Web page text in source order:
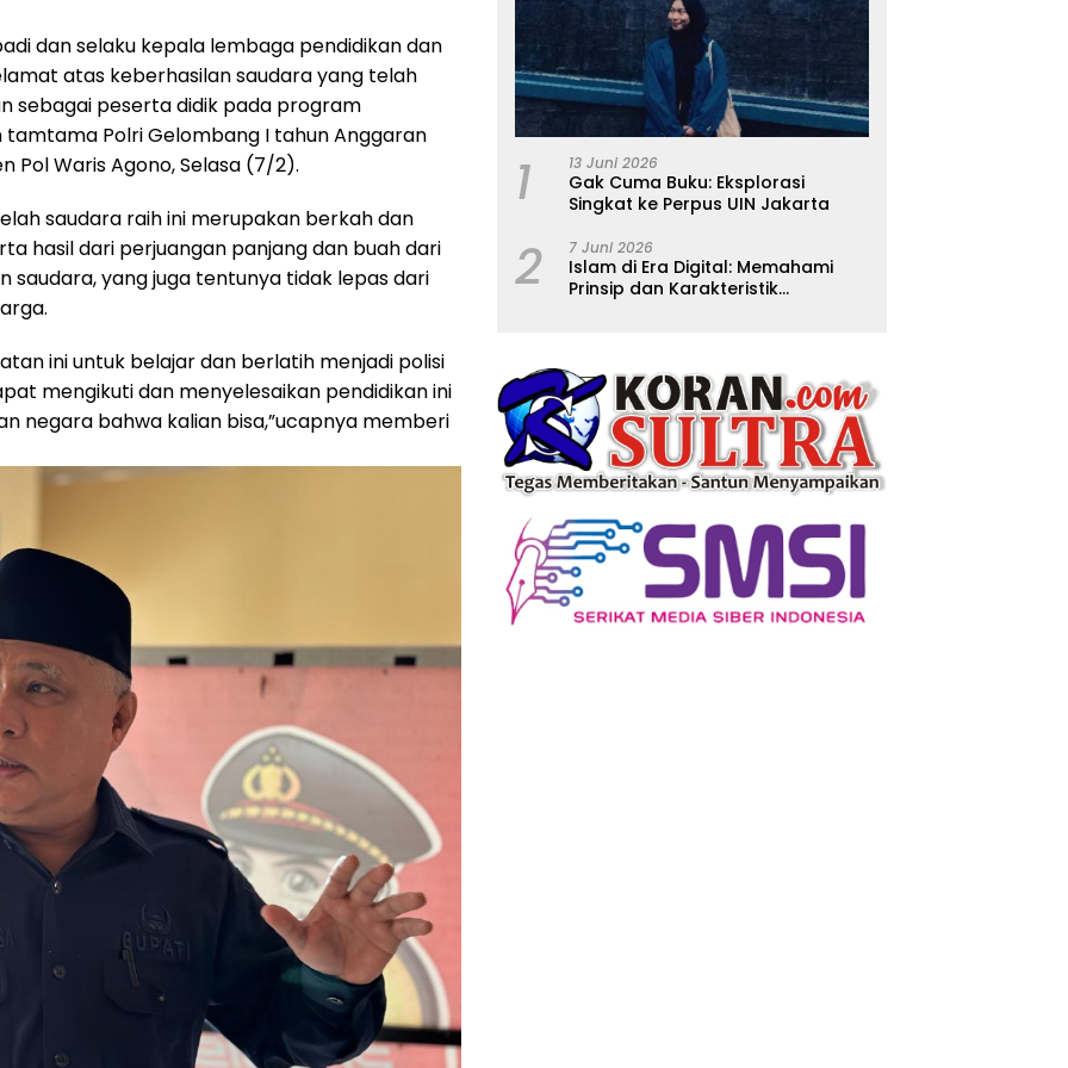
dan selaku kepala lembaga pendidikan dan
atas keberhasilan saudara yang telah
sebagai peserta didik pada program
Polri Gelombang I tahun Anggaran
Pol Waris Agono, Selasa (7/2).
saudara raih ini merupakan berkah dan
hasil dari perjuangan panjang dan buah dari
saudara, yang juga tentunya tidak lepas dari
ini untuk belajar dan berlatih menjadi polisi
mengikuti dan menyelesaikan pendidikan ini
negara bahwa kalian bisa,”ucapnya memberi
1 13 Juni 2026
Gak Cuma Buku: Eksplorasi
Singkat ke Perpus UIN Jakarta
2 7 Juni 2026
Islam di Era Digital: Memahami
Prinsip dan Karakteristik